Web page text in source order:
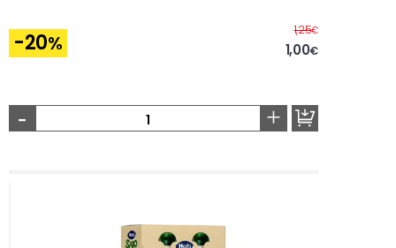
-20%
1,25€Antes
1,00€
- +